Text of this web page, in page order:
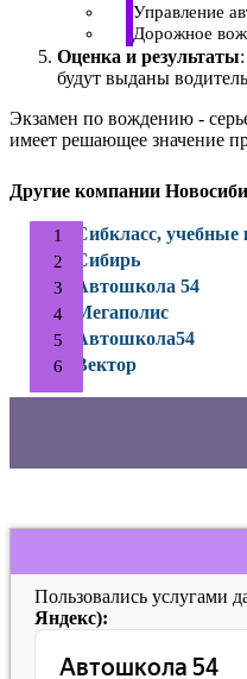
Управление
Дорожное
Оценка и результаты
будут выданы
Экзамен по вождению -
имеет решающее значение
Другие компании
Сибкласс, учебные
Сибирь
Автошкола 54
Мегаполис
Автошкола54
Вектор
Пользовались услугами
Яндекс):